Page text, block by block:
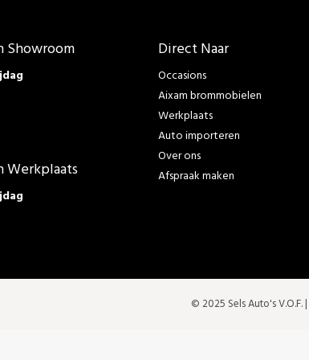
Showroom
Werkplaats
Direct Naar
Occasions
Aixam brommobielen
Werkplaats
Auto importeren
Over ons
Afspraak maken
© 2025 Sels Auto's V.O.F. |